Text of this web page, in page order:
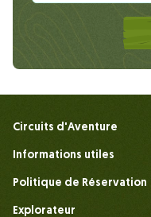
Circuits d'Aventure
Informations utiles
Politique de Réservation
Explorateur